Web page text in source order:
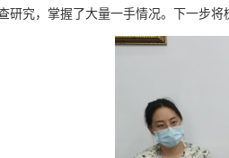
研究，掌握了大量一手情况。下一步